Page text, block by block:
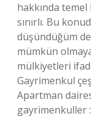
hakkında
sınırlı. Bu
düşündüğüm
mümkün
mülkiyetleri
Gayrimenkul
Apartman
gayrimenkuller